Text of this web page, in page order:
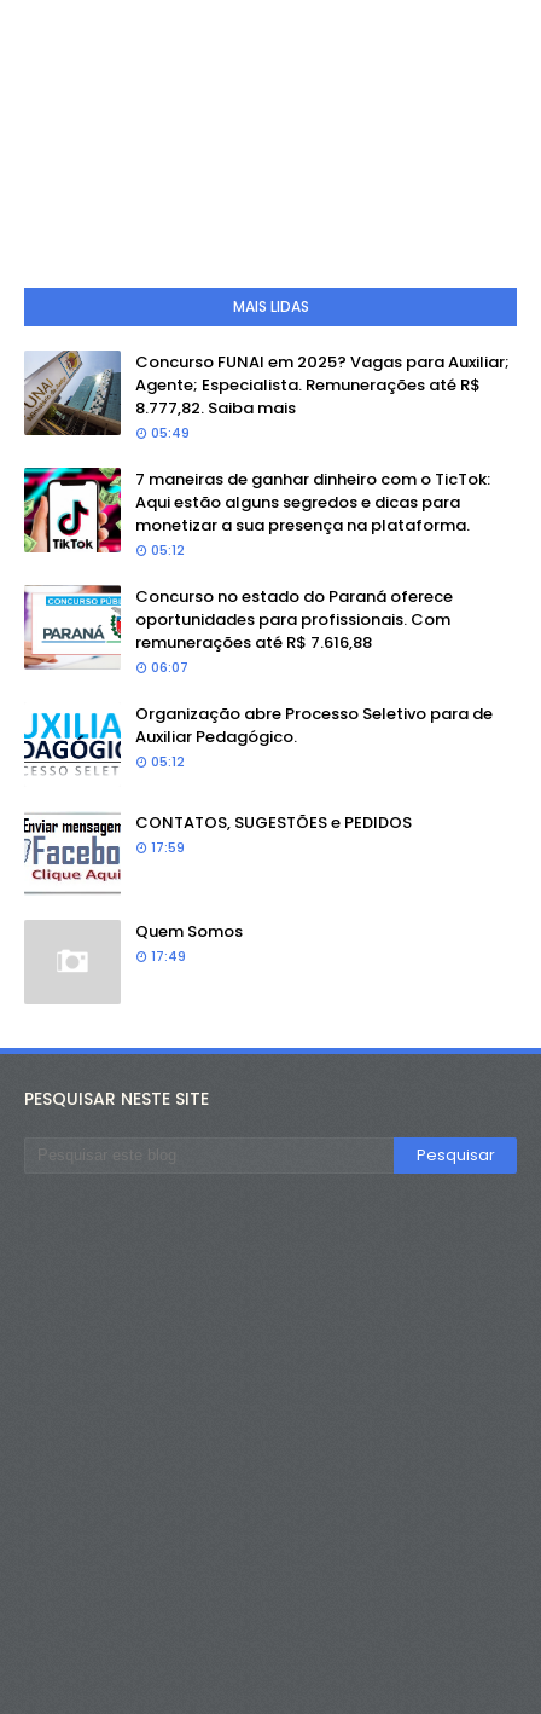
MAIS LIDAS
Concurso FUNAI em 2025? Vagas para Auxiliar;
Agente; Especialista. Remunerações até R$
8.777,82. Saiba mais
05:49
7 maneiras de ganhar dinheiro com o TicTok:
Aqui estão alguns segredos e dicas para
monetizar a sua presença na plataforma.
05:12
Concurso no estado do Paraná oferece
oportunidades para profissionais. Com
remunerações até R$ 7.616,88
06:07
Organização abre Processo Seletivo para de
Auxiliar Pedagógico.
05:12
CONTATOS, SUGESTÕES e PEDIDOS
17:59
Quem Somos
17:49
PESQUISAR NESTE SITE